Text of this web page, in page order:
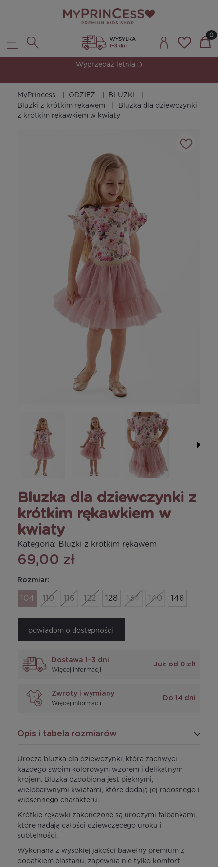
Wyprzedaż letnia :)
MyPrincess ODZIEŻ
BLUZKI
Bluzki z krótkim rękawem
Bluzka dla dziewczynki
z krótkim rękawkiem w kwiaty
Bluzka dla dziewczynki z
krótkim rękawkiem w
kwiaty
Kategoria: Bluzki z krótkim rękawem
69,00 zł
Rozmiar:
104 110 116 122 128 134 140 146
powiadom o dostępności
Dostawa 1–3 dni
Więcej informacji
Już od 0 zł!
Zwroty i wymiany
Więcej informacji
Do 14 dni
Opis i tabela rozmiarów
Urocza bluzka dla dziewczynki, która zachwyci
każdego swoim kolorowym wzorem i delikatnym
krojem. Bluzka ozdobiona jest pięknymi,
wielobarwnymi kwiatami, które dodają jej radosnego i
wiosennego charakteru.
Krótkie rękawki zakończone są uroczymi falbankami,
które nadają całości dziewczęcego uroku i
subtelności.
Wykonana z wysokiej jakości bawełny premium z
dodatkiem elastanu, zapewnia nie tylko komfort